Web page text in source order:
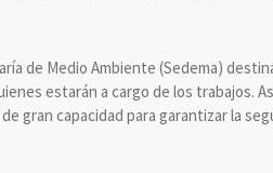
de Medio Ambiente (Sedema)
estarán a cargo de los trabajos.
gran capacidad para garantizar la